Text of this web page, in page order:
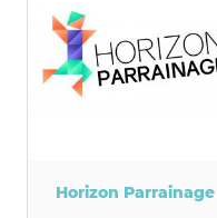
Horizon Parrainage